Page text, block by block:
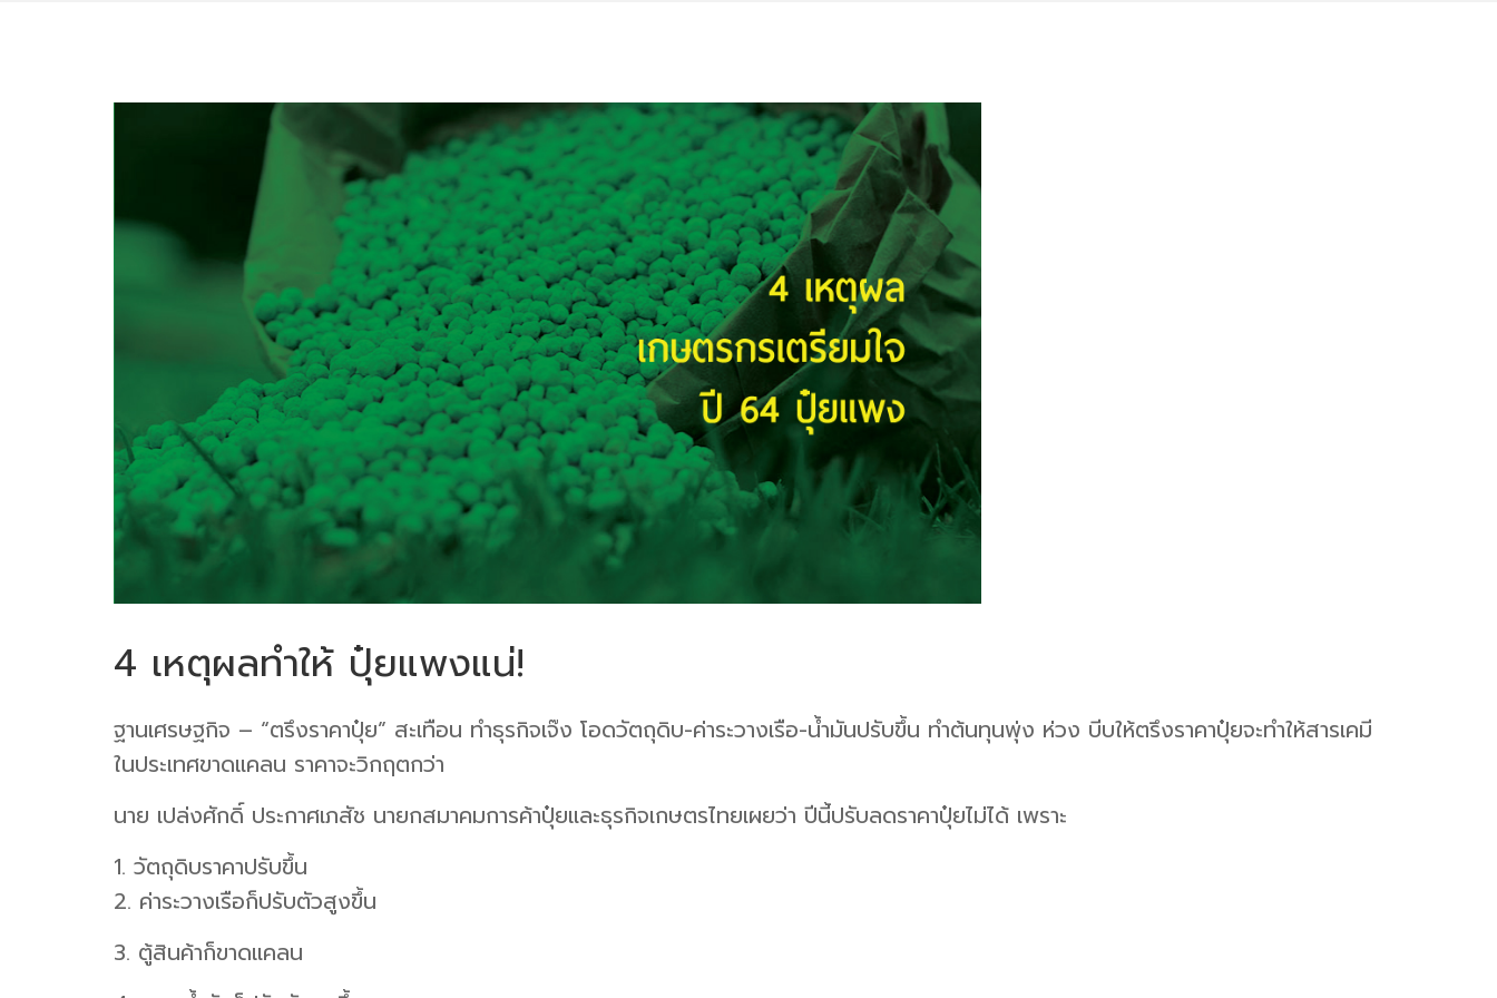
4 เหตุผลทำให้ ปุ๋ยแพงแน่!
ฐานเศรษฐกิจ – “ตรึงราคาปุ๋ย” สะเทือน ทำธุรกิจเจ๊ง โอดวัตถุดิบ-ค่าระวางเรือ-น้ำมันปรับขึ้น ทำต้นทุนพุ่ง ห่วง บีบให้ตรึงราคาปุ๋ยจะทำให้สารเคมี
ในประเทศขาดแคลน ราคาจะวิกฤตกว่า
นาย เปล่งศักดิ์ ประกาศเภสัช นายกสมาคมการค้าปุ๋ยและธุรกิจเกษตรไทยเผยว่า ปีนี้ปรับลดราคาปุ๋ยไม่ได้ เพราะ
1. วัตถุดิบราคาปรับขึ้น
2. ค่าระวางเรือก็ปรับตัวสูงขึ้น
3. ตู้สินค้าก็ขาดแคลน